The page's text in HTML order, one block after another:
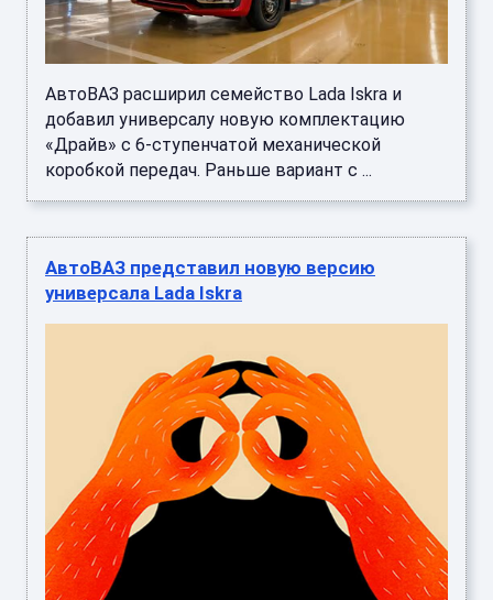
АвтоВАЗ расширил семейство Lada Iskra и
добавил универсалу новую комплектацию
«Драйв» с 6-ступенчатой механической
коробкой передач. Раньше вариант с ...
АвтоВАЗ представил новую версию
универсала Lada Iskra